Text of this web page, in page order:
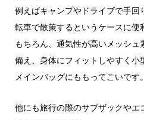
例えばキャンプやドライブで手回
転車で散策するというケースに便
もちろん、通気性が高いメッシ
備え、身体にフィットしやすく
メインバッグにももってこいです。
他にも旅行の際のサブザックや